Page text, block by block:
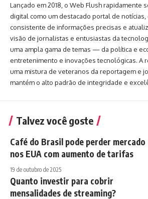
Lançado em 2018, o Web Flush rapidamente
digital como um destacado portal de notícias,
consistente de informações precisas e
visão de jornalistas e entusiastas da
uma ampla gama de temas — da política e
entretenimento e inovações tecnológicas. A
uma mistura de veteranos da reportagem e
mantém o alto padrão de integridade e
Talvez você goste
Café do Brasil pode perder mercado
nos EUA com aumento de tarifas
19 de outubro de 2025
Quanto investir para cobrir
mensalidades de streaming?